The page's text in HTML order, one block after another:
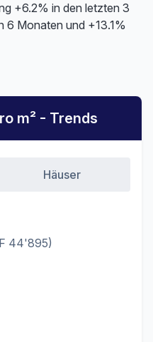
+6.2% in den letzten 3
6 Monaten und +13.1%
m² - Trends
44'895)
Häuser